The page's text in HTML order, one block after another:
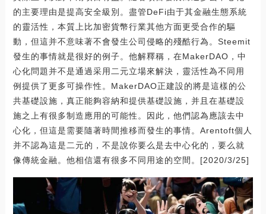
的主要理由是提高安全級別。盡管DeFi由于其金融生態系統
的靈活性，本質上比加密貨幣行業其他方面更受合作的驅
動，但這并不意味著不會發生公司侵略的殘酷行為。Steemit
發生的事情就是很好的例子。他解釋稱，在MakerDAO，中
心化問題并不是通過采用二元立場來解決，靈活性為不同用
例提供了更多可操作性。MakerDAO正建設的將是這樣的公
共基礎設施，真正能夠容納和提供基礎設施，并且在基礎設
施之上有很多制造應用的可能性。因此，他們認為應該去中
心化，但這是需要隨著時間推移而發生的事情。Arentoft個人
并不認為這是二元的，不是說你要么是去中心化的，要么就
像傳統金融。他相信還有很多不同用途的空間。[2020/3/25]